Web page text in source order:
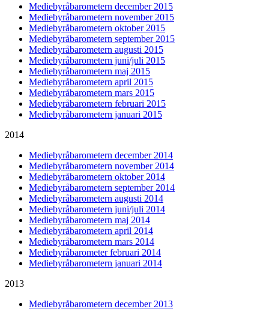
Mediebyråbarometern december 2015
Mediebyråbarometern november 2015
Mediebyråbarometern oktober 2015
Mediebyråbarometern september 2015
Mediebyråbarometern augusti 2015
Mediebyråbarometern juni/juli 2015
Mediebyråbarometern maj 2015
Mediebyråbarometern april 2015
Mediebyråbarometern mars 2015
Mediebyråbarometern februari 2015
Mediebyråbarometern januari 2015
2014
Mediebyråbarometern december 2014
Mediebyråbarometern november 2014
Mediebyråbarometern oktober 2014
Mediebyråbarometern september 2014
Mediebyråbarometern augusti 2014
Mediebyråbarometern juni/juli 2014
Mediebyråbarometern maj 2014
Mediebyråbarometern april 2014
Mediebyråbarometern mars 2014
Mediebyråbarometer februari 2014
Mediebyråbarometern januari 2014
2013
Mediebyråbarometern december 2013